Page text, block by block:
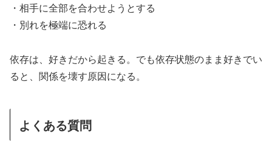
・相手に全部を合わせようとする
・別れを極端に恐れる
依存は、好きだから起きる。でも依存状態のまま好きでい
ると、関係を壊す原因になる。
よくある質問